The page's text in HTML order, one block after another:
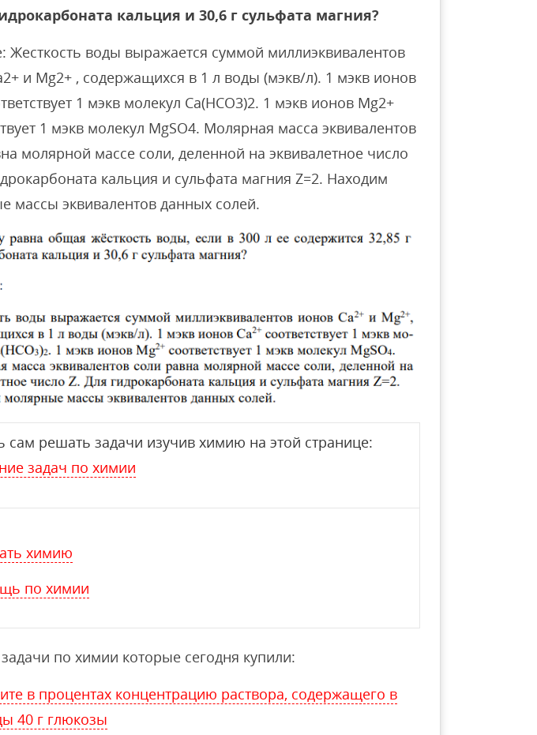
кальция и 30,6 г сульфата магния?
Жесткость воды выражается суммой миллиэквивалентов
и Мg2+ , содержащихся в 1 л воды (мэкв/л). 1 мэкв ионов
1 мэкв молекул Ca(НСO3)2. 1 мэкв ионов Mg2+
1 мэкв молекул MgSO4. Молярная масса эквивалентов
молярной массе соли, деленной на эквивалетное число
кальция и сульфата магния Z=2. Находим
массы эквивалентов данных солей.
сам решать задачи изучив химию на этой странице:
задач по химии
химию
по химии
по химии которые сегодня купили:
в процентах концентрацию раствора, содержащего в
40 г глюкозы